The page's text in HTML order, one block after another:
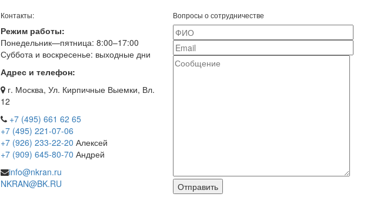
Контакты:
Режим работы:
Понедельник—пятница: 8:00–17:00
Суббота и воскресенье: выходные дни
Адрес и телефон:
г. Москва, Ул. Кирпичные Выемки, Вл.
12
+7 (495) 661 62 65
+7 (495) 221-07-06
+7 (926) 233-22-20 Алексей
+7 (909) 645-80-70 Андрей
info@nkran.ru
NKRAN@BK.RU
Вопросы о сотрудничестве
Отправить